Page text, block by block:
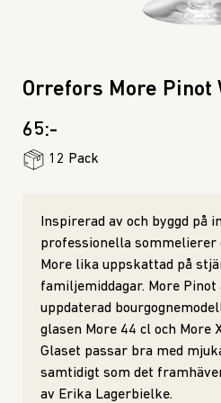
Orrefors More Pinot
65:-
12 Pack
Inspirerad av och byggd på
professionella sommelierer
More lika uppskattad på
familjemiddagar. More
uppdaterad
glasen More 44 cl och More
Glaset passar bra med
samtidigt som det
av Erika Lagerbielke.